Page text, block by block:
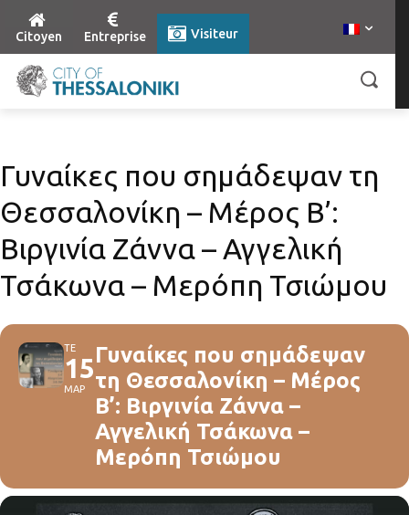
Citoyen Entreprise Visiteur
Γυναίκες που σημάδεψαν τη
Θεσσαλονίκη – Μέρος Β’:
Βιργινία Ζάννα – Αγγελική
Τσάκωνα – Μερόπη Τσιώμου
ΤΕ
15
ΜΑΡ
Γυναίκες που σημάδεψαν
τη Θεσσαλονίκη – Μέρος
Β’: Βιργινία Ζάννα –
Αγγελική Τσάκωνα –
Μερόπη Τσιώμου